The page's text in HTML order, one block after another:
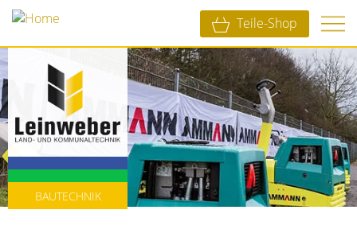
Teile-Shop
LANDTECHNIK
KOMMUNALTECHNIK
BAUTECHNIK